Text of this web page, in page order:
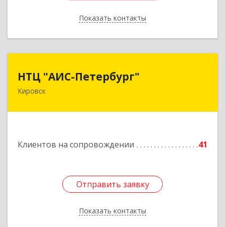
Показать контакты
Назад
НТЦ "АИС-Петербург"
Кировск
Клиентов на сопровождении 41
Отправить заявку
Показать контакты
НТЦ "АИС-Петербург"
187342, Ленинградская обл, Кировск г, р-н
Отправить заявку
Назад